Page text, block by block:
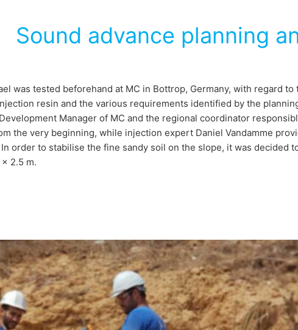
Sound advance planning
was tested beforehand at MC in Bottrop, Germany, with regard
resin and the various requirements identified by the
Manager of MC and the regional coordinator
the very beginning, while injection expert Daniel Vandamme
order to stabilise the fine sandy soil on the slope, it was decided
2.5 m.